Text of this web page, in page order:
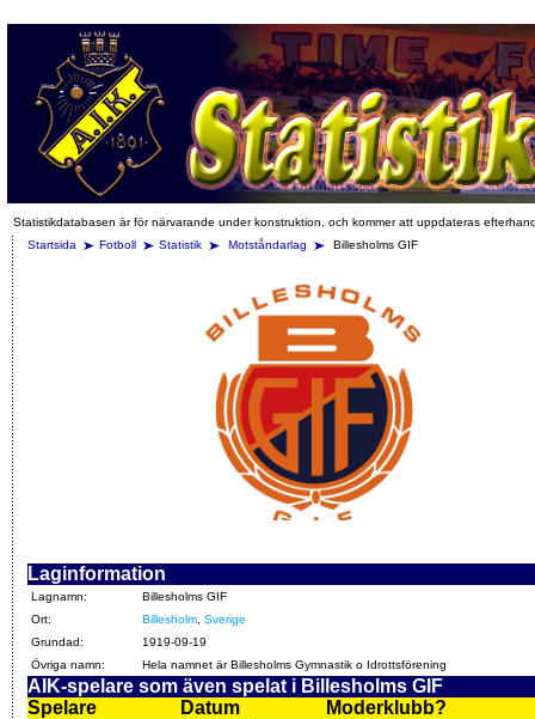
Statistikdatabasen är för närvarande under konstruktion, och kommer att uppdateras
Startsida
Fotboll Statistik Motståndarlag Billesholms GIF
Laginformation
Lagnamn:
Billesholms GIF
Ort:
Billesholm Sverige
Grundad:
1919-09-19
Övriga namn:
Hela namnet är Billesholms Gymnastik o Idrottsförening
AIK-spelare som även spelat i Billesholms GIF
Spelare
Datum Moderklubb?